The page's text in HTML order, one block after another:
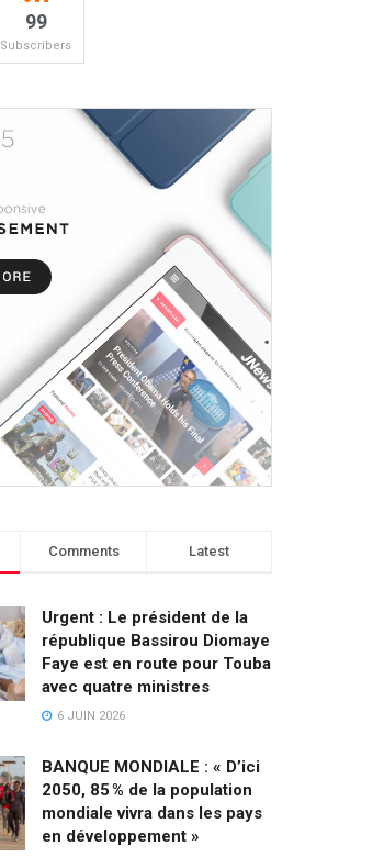
99
Subscribers
Comments Latest
Urgent : Le président de la
république Bassirou Diomaye
Faye est en route pour Touba
avec quatre ministres
6 JUIN 2026
BANQUE MONDIALE : « D’ici
2050, 85 % de la population
mondiale vivra dans les pays
en développement »